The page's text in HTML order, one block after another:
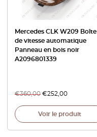
Mercedes CLK W209 Boîte
de vitesse automatique
Panneau en bois noir
A2096801339
€360,00 €252,00
Voir le produit